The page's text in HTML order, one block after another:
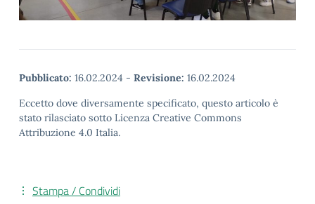
Pubblicato: 16.02.2024 - Revisione: 16.02.2024
Eccetto dove diversamente specificato, questo articolo è
stato rilasciato sotto Licenza Creative Commons
Attribuzione 4.0 Italia.
Stampa / Condividi